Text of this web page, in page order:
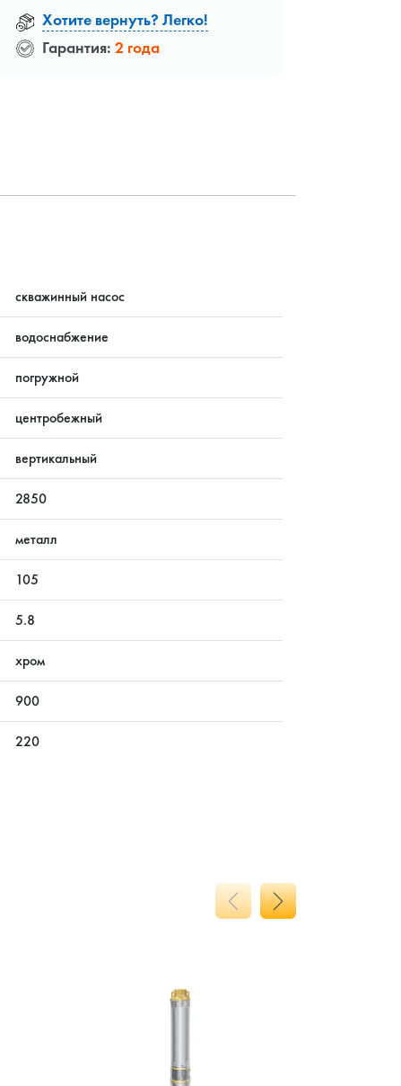
Хотите вернуть? Легко!
Гарантия: 2 года
скважинный насос
водоснабжение
погружной
центробежный
вертикальный
2850
металл
105
5.8
хром
900
220